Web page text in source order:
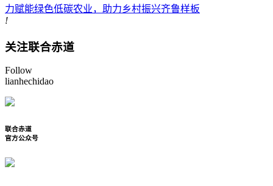
力赋能绿色低碳农业，助力乡村振兴齐鲁样板
!
关注联合赤道
Follow
lianhechidao
联合赤道
官方公众号